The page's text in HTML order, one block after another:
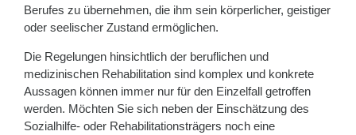
Berufes zu übernehmen, die ihm sein körperlicher, geistiger
oder seelischer Zustand ermöglichen.
Die Regelungen hinsichtlich der beruflichen und
medizinischen Rehabilitation sind komplex und konkrete
Aussagen können immer nur für den Einzelfall getroffen
werden. Möchten Sie sich neben der Einschätzung des
Sozialhilfe- oder Rehabilitationsträgers noch eine